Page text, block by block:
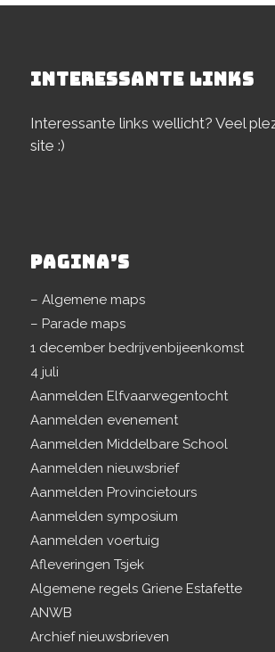
INTERESSANTE LINKS
Interessante links wellicht? Veel
site :)
PAGINA’S
– Algemene maps
– Parade maps
1 december bedrijvenbijeenkomst
4 juli
Aanmelden Elfvaarwegentocht
Aanmelden evenement
Aanmelden Middelbare School
Aanmelden nieuwsbrief
Aanmelden Provincietours
Aanmelden symposium
Aanmelden voertuig
Afleveringen Tsjek
Algemene regels Griene Estafette
ANWB
Archief nieuwsbrieven